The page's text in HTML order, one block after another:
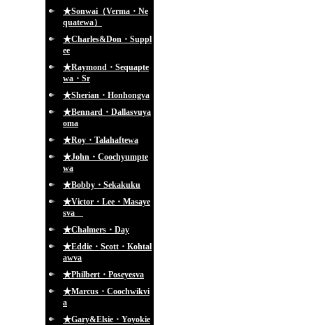
★Sonwai（Verma・Ne
quatewa）
★Charles&Don・Suppl
ee
★Raymond・Sequapte
wa・Sr
★Sherian・Honhongva
★Bennard・Dallasvuya
oma
★Roy・Talahaftewa
★John・Coochyumpte
wa
★Bobby・Sekakuku
★Victor・Lee・Masaye
sva
★Chalmers・Day
★Eddie・Scott・Kohtal
awva
★Philbert・Poseyesva
★Marcus・Coochwikvi
a
★Gary&Elsie・Yoyokie